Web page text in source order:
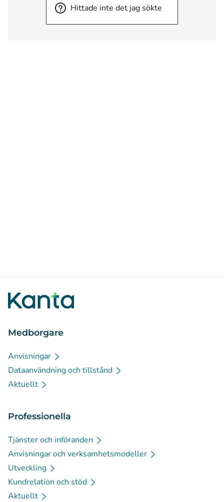
Hittade inte det jag sökte
Medborgare
Anvisningar
Dataanvändning och tillstånd
Aktuellt
Professionella
Tjänster och införanden
Anvisningar och verksamhetsmodeller
Utveckling
Kundrelation och stöd
Aktuellt